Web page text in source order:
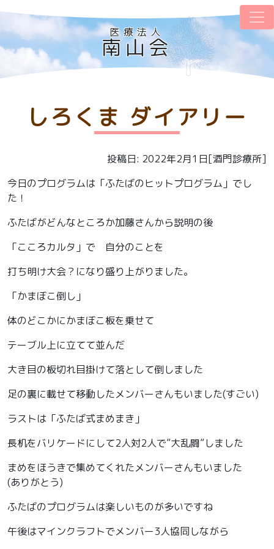
医療法人
南山会
しろくま ダイアリー
投稿日: 2022年2月1日[酒門診療所]
今日のプログラムは「ふたばのヒットプログラム」でし
た！
ふたばがどんなところか加藤さんから説明の後
「こころカルタ」で 自分のことを
打ち明け大会？になり盛り上がりました。
「かまぼこ倒し」
体のどこかにかまぼこ板を乗せて
テーブル上に立てて並んだ
大き目の板切れ目掛けて落として倒しました
足の裏に載せて移動したメンバーさんもいました(すごい)
ラストは「ふたば式まめまき」
長机をバリケードにして2人対2人で”大乱闘”しました
まめをほうきで集めてくれたメンバーさんもいました
(ありがとう)
ふたばのプログラムは楽しいものが多いですね
午後はマインクラフトでメンバー3人協同しながら